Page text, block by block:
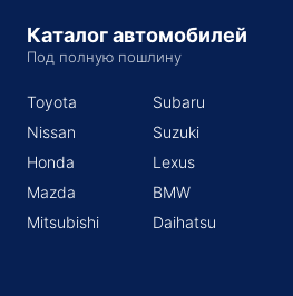
Каталог автомобилей
Под полную пошлину
Toyota
Nissan
Honda
Mazda
Mitsubishi
Subaru
Suzuki
Lexus
BMW
Daihatsu